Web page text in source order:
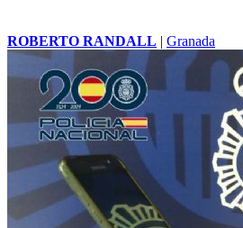
ROBERTO RANDALL | Granada